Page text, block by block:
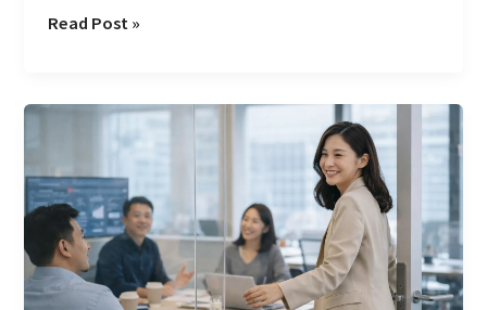
流
點？
Read Post »
厭
冗
會
議？
在